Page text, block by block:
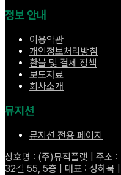
정보 안내
이용약관
개인정보처리방침
환불 및 결제 정책
보도자료
회사소개
뮤지션
뮤지션 전용 페이지
상호명 : (주)뮤직플랫 | 주소
32길 55, 5층 | 대표 : 성하묵